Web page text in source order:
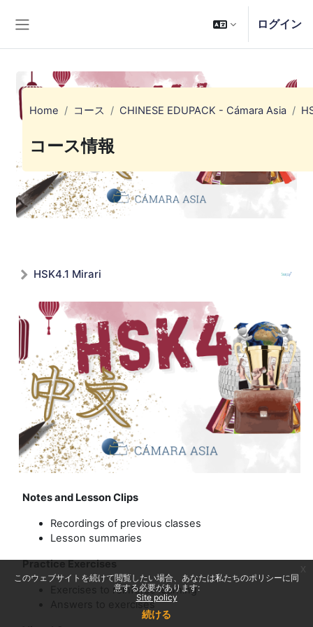
ログイン
Home コース CHINESE EDUPACK - Cámara Asia
コース情報
HSK4.1 Mirari
Notes and Lesson Clips
Recordings of previous classes
Lesson summaries
Exercises to reinforce learning
Answers to exercises
このウェブサイトを続けて閲覧したい場合、あなたは私たちのポリシーに同
意する必要があります:
Site policy
続ける